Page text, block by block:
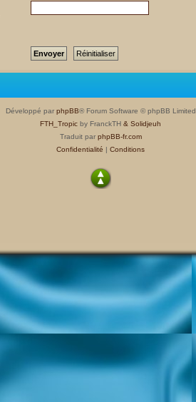
Développé par phpBB® Forum Software © phpBB Limited
FTH_Tropic by FranckTH & Solidjeuh
Traduit par phpBB-fr.com
Confidentialité | Conditions